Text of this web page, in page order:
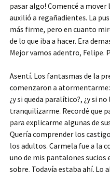
pasar algo! Comencé a mover
auxilió a regañadientes. La
más firme, pero en cuanto
de lo que iba a hacer. Era
Mejor vamos adentro, Felipe.
Asentí. Los fantasmas de la
comenzaron a atormentarme:
¿y si queda paralítico?, ¿y si
tranquilizarme. Recordé que
para explicarme algunas de
Quería comprender los
los adultos. Carmela fue a la
uno de mis pantalones sucios
sobre. Todavía estaba ahí. Lo